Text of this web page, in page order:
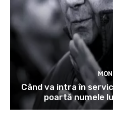
Când va intra în
poartă numele